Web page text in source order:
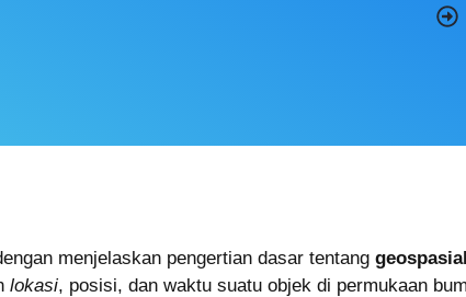
menjelaskan pengertian dasar tentang
lokasi, posisi, dan waktu suatu objek di permukaan